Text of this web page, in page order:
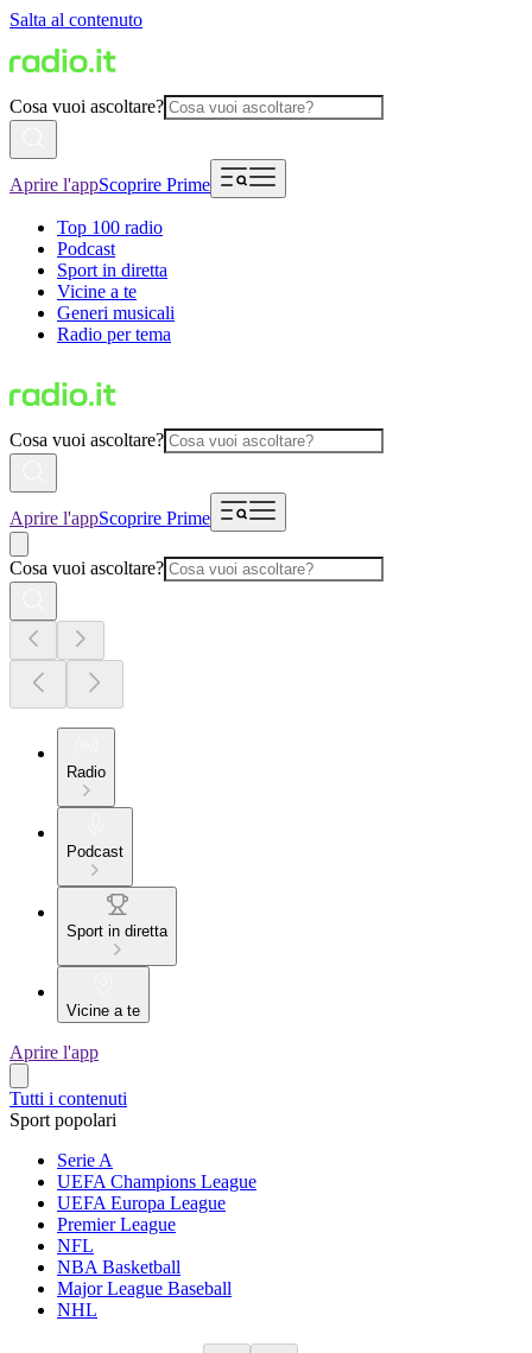
Salta al contenuto
Cosa vuoi ascoltare?
Aprire l'appScoprire Prime
Top 100 radio
Podcast
Sport in diretta
Vicine a te
Generi musicali
Radio per tema
Cosa vuoi ascoltare?
Aprire l'appScoprire Prime
Cosa vuoi ascoltare?
Radio
Podcast
Sport in diretta
Vicine a te
Aprire l'app
Tutti i contenuti
Sport popolari
Serie A
UEFA Champions League
UEFA Europa League
Premier League
NFL
NBA Basketball
Major League Baseball
NHL